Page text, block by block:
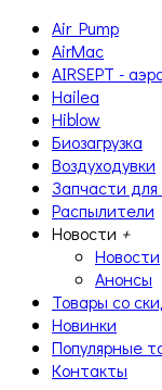
Air Pump
AirMac
AIRSEPT -
Hailea
Hiblow
Биозагрузка
Воздуходувки
Запчасти
Распылители
Новости +
Новости
Анонсы
Товары со
Новинки
Популярные
Контакты